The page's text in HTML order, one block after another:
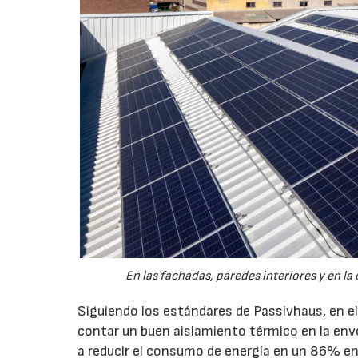
En las fachadas, paredes interiores y en
Siguiendo los estándares de Passivhaus, en
contar un buen aislamiento térmico en la
a reducir el consumo de energía en un 86%